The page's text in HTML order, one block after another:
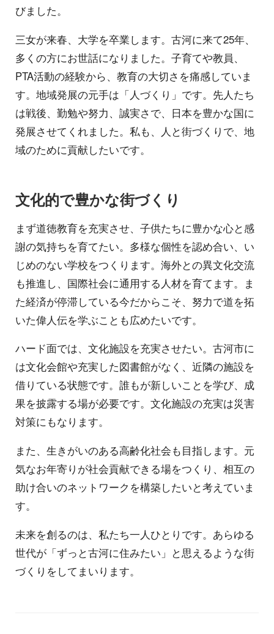
びました。
三女が来春、大学を卒業します。古河に来て25年、
多くの方にお世話になりました。子育てや教員、
PTA活動の経験から、教育の大切さを痛感していま
す。地域発展の元手は「人づくり」です。先人たち
は戦後、勤勉や努力、誠実さで、日本を豊かな国に
発展させてくれました。私も、人と街づくりで、地
域のために貢献したいです。
文化的で豊かな街づくり
まず道徳教育を充実させ、子供たちに豊かな心と感
謝の気持ちを育てたい。多様な個性を認め合い、い
じめのない学校をつくります。海外との異文化交流
も推進し、国際社会に通用する人材を育てます。ま
た経済が停滞している今だからこそ、努力で道を拓
いた偉人伝を学ぶことも広めたいです。
ハード面では、文化施設を充実させたい。古河市に
は文化会館や充実した図書館がなく、近隣の施設を
借りている状態です。誰もが新しいことを学び、成
果を披露する場が必要です。文化施設の充実は災害
対策にもなります。
また、生きがいのある高齢化社会も目指します。元
気なお年寄りが社会貢献できる場をつくり、相互の
助け合いのネットワークを構築したいと考えていま
す。
未来を創るのは、私たち一人ひとりです。あらゆる
世代が「ずっと古河に住みたい」と思えるような街
づくりをしてまいります。